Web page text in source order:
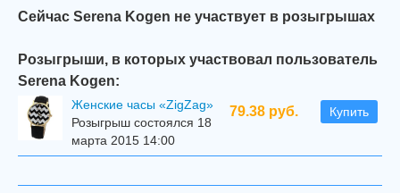
Сейчас Serena Kogen не участвует в розыгрышах
Розыгрыши, в которых участвовал пользователь
Serena Kogen:
79.38 руб. Купить
Женские часы «ZigZag»
Розыгрыш состоялся 18
марта 2015 14:00